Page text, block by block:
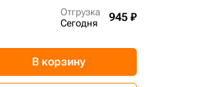
Отгрузка
Сегодня
945 ₽
В корзину